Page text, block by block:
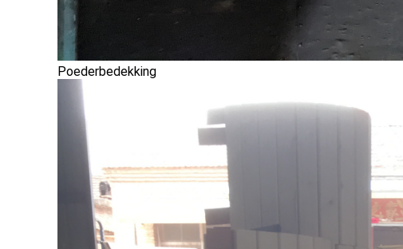
Poederbedekking